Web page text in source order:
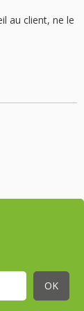
au client, ne le